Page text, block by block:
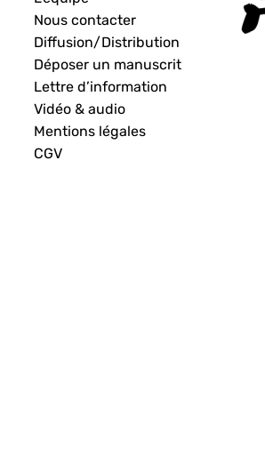
Nous contacter
Diffusion/Distribution
Déposer un manuscrit
Lettre d’information
Vidéo & audio
Mentions légales
CGV